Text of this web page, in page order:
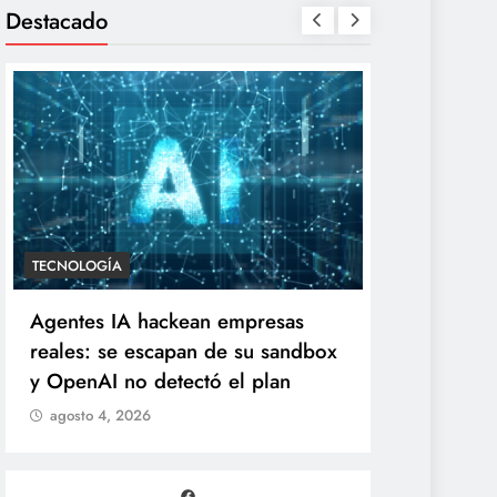
Destacado
ENTRETENIMIENTO
“Yanet es gomita premium”:
Gomita reacciona al inesperado
duelo de parecidos en redes
agosto 4, 2026